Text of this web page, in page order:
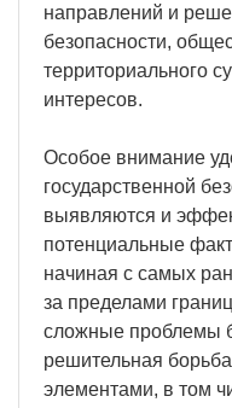
направлений и
безопасности,
территориального
интересов.
Особое внимание
государственной
выявляются и
потенциальные
начиная с самых
за пределами
сложные проблемы
решительная
элементами, в том